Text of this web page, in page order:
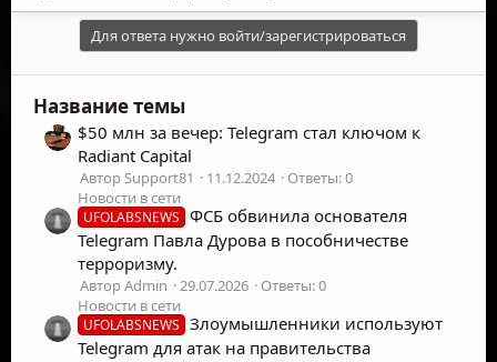
Для ответа нужно войти/зарегистрироваться
Название темы
$50 млн за вечер: Telegram стал ключом к
Radiant Capital
Автор Support81 11.12.2024
Ответы: 0
Новости в сети
UFOLABSNEWS
ФСБ обвинила основателя
Telegram Павла Дурова в пособничестве
терроризму.
Автор Admin 29.07.2026
Ответы: 0
Новости в сети
UFOLABSNEWS
Злоумышленники используют
Telegram для атак на правительства